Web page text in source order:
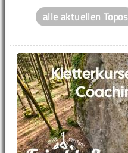
alle aktuellen Topos